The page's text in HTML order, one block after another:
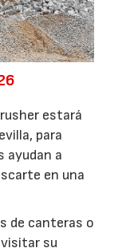
estará
para
ayudan a
en una
de canteras o
su